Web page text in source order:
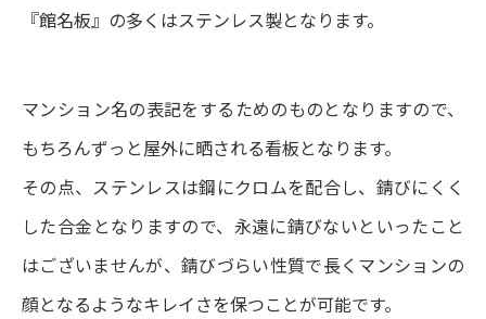
『館名板』の多くはステンレス製となります。
マンション名の表記をするためのものとなりますので、
もちろんずっと屋外に晒される看板となります。
その点、ステンレスは鋼にクロムを配合し、錆びにくく
した合金となりますので、永遠に錆びないといったこと
はございませんが、錆びづらい性質で長くマンションの
顔となるようなキレイさを保つことが可能です。